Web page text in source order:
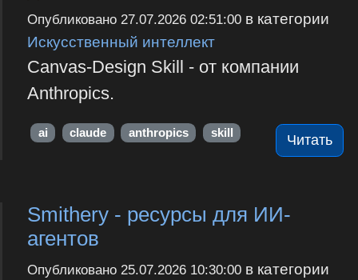
Опубликовано 27.07.2026 02:51:00в категории
Искусственный интеллект
Canvas-Design Skill - от компании
Anthropics.
Читать
ai claude anthropics skill
Smithery - ресурсы для ИИ-
агентов
Опубликовано 25.07.2026 10:30:00в категории